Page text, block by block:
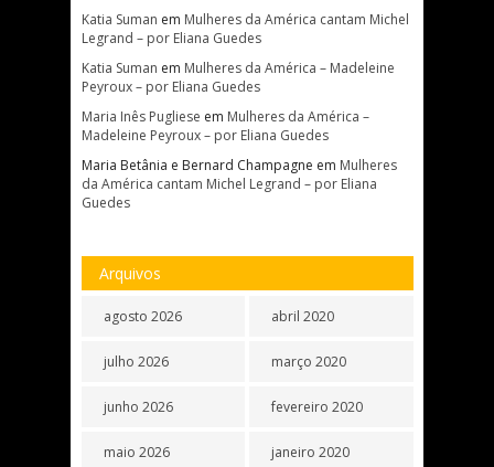
Katia Suman em Mulheres da América cantam Michel
Legrand – por Eliana Guedes
Katia Suman em Mulheres da América – Madeleine
Peyroux – por Eliana Guedes
Maria Inês Pugliese em Mulheres da América –
Madeleine Peyroux – por Eliana Guedes
Maria Betânia e Bernard Champagne em Mulheres
da América cantam Michel Legrand – por Eliana
Guedes
Arquivos
agosto 2026
julho 2026
junho 2026
maio 2026
abril 2020
março 2020
fevereiro 2020
janeiro 2020